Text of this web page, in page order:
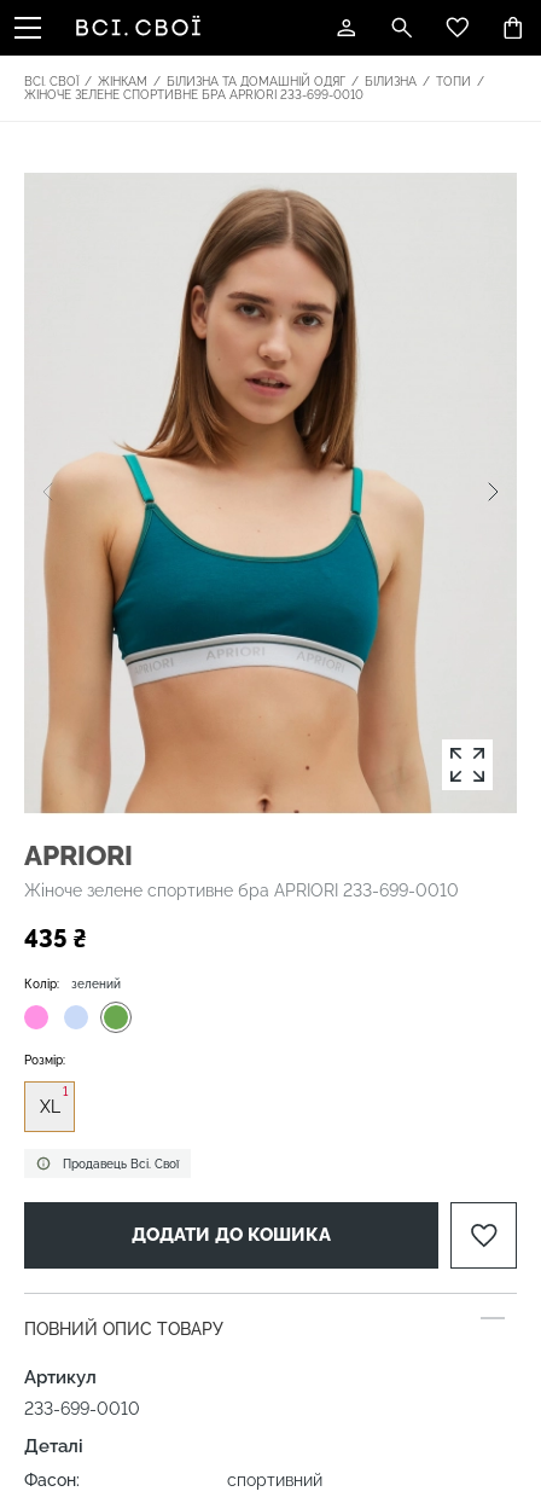
ВСІ. СВОЇ / ЖІНКАМ / БІЛИЗНА ТА ДОМАШНІЙ ОДЯГ / БІЛИЗНА / ТОПИ
/
ЖІНОЧЕ ЗЕЛЕНЕ СПОРТИВНЕ БРА APRIORI 233-699-0010
APRIORI
Жіноче зелене спортивне бра APRIORI 233-699-0010
435 ₴
Продавець Всі. Свої
Колір: зелений
Розмір:
XL
1
ДОДАТИ ДО КОШИКА
ПОВНИЙ ОПИС ТОВАРУ
Артикул
233-699-0010
Деталі
Фасон:
спортивний